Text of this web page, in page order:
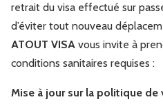
retrait du visa effectué sur
d’éviter tout nouveau
ATOUT VISA vous invite à
conditions sanitaires requises :
Mise à jour sur la politique de